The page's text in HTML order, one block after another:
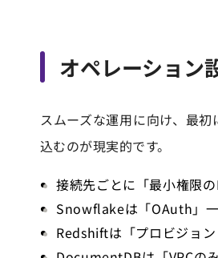
オペレーション
スムーズな運用に向け、最
込むのが現実的です。
接続先ごとに「最小権限
Snowflakeは「OAuth」
Redshiftは「プロビジョ